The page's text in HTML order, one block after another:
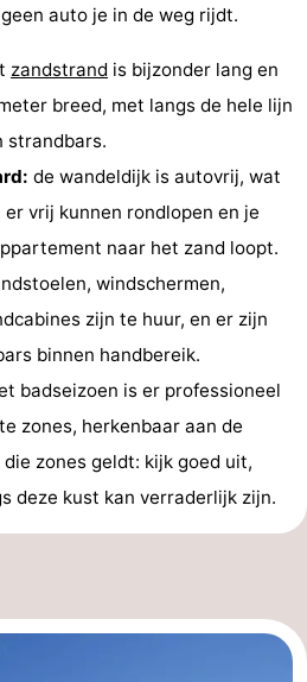
auto je in de weg rijdt.
zandstrand is bijzonder lang en
breed, met langs de hele lijn
strandbars.
de wandeldijk is autovrij, wat
vrij kunnen rondlopen en je
naar het zand loopt.
windschermen,
zijn te huur, en er zijn
binnen handbereik.
badseizoen is er professioneel
zones, herkenbaar aan de
zones geldt: kijk goed uit,
deze kust kan verraderlijk zijn.